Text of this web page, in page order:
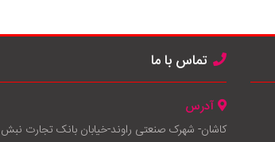
تماس با ما
آدرس
کاشان- شهرک صنعتی راوند-خیابان بانک تجارت